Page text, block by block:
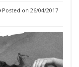
Posted on 26/04/2017